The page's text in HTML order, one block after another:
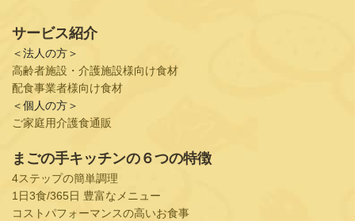
サービス紹介
＜法人の方＞
高齢者施設・介護施設様向け食材
配食事業者様向け食材
＜個人の方＞
ご家庭用介護食通販
まごの手キッチンの６つの特徴
4ステップの簡単調理
1日3食/365日 豊富なメニュー
コストパフォーマンスの高いお食事